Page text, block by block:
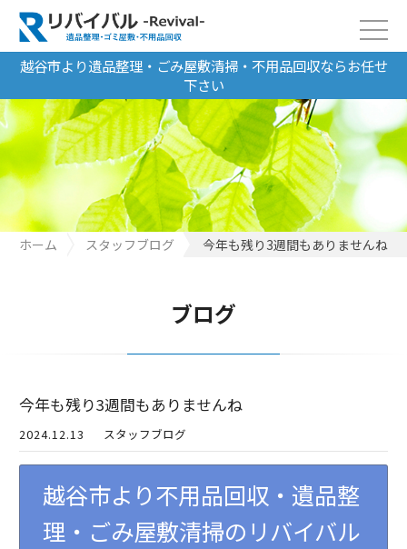
越谷市より遺品整理・ごみ屋敷清掃・不用品回収ならお任せ
下さい
ホーム スタッフブログ 今年も残り3週間もありませんね
ブログ
今年も残り3週間もありませんね
2024.12.13 スタッフブログ
越谷市より不用品回収・遺品整
理・ごみ屋敷清掃のリバイバル